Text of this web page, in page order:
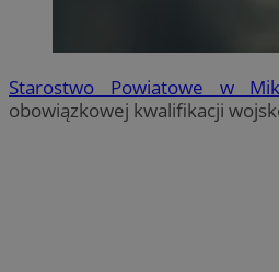
Starostwo Powiatowe w
obowiązkowej kwalifikacji